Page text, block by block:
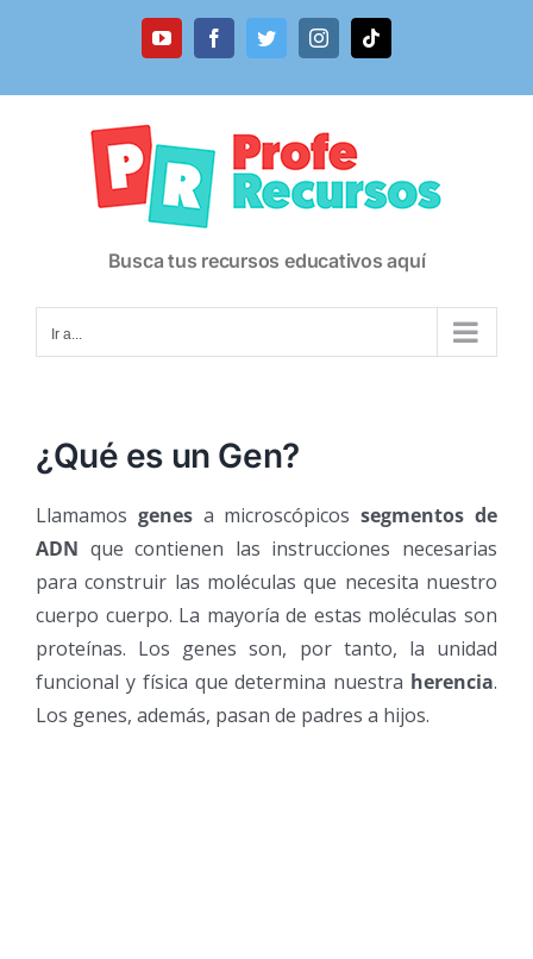
YouTubeFacebookTwitterInstagramTiktok
Busca tus recursos educativos aquí
Ir a...
¿Qué es un Gen?
Llamamos genesa microscópicossegmentos de
ADN que contienen las instrucciones necesarias
para construir las moléculas que necesita nuestro
cuerpo cuerpo. La mayoría de estas moléculas son
proteínas. Los genes son, por tanto, la unidad
funcional y física que determina nuestra herencia.
Los genes, además, pasan de padres a hijos.